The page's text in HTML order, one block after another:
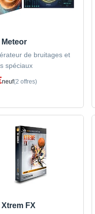
Meteor
de bruitages et
spéciaux
neuf(2 offres)
Xtrem FX